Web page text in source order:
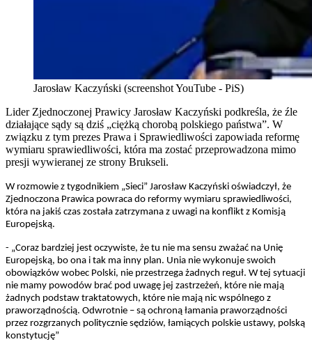
Jarosław Kaczyński (screenshot YouTube - PiS)
Lider Zjednoczonej Prawicy Jarosław Kaczyński podkreśla, że źle
działające sądy są dziś „ciężką chorobą polskiego państwa”. W
związku z tym prezes Prawa i Sprawiedliwości zapowiada reformę
wymiaru sprawiedliwości, która ma zostać przeprowadzona mimo
presji wywieranej ze strony Brukseli.
W rozmowie z tygodnikiem „Sieci” Jarosław Kaczyński oświadczył, że
Zjednoczona Prawica powraca do reformy wymiaru sprawiedliwości,
która na jakiś czas została zatrzymana z uwagi na konflikt z Komisją
Europejską.
- „Coraz bardziej jest oczywiste, że tu nie ma sensu zważać na Unię
Europejską, bo ona i tak ma inny plan. Unia nie wykonuje swoich
obowiązków wobec Polski, nie przestrzega żadnych reguł. W tej sytuacji
nie mamy powodów brać pod uwagę jej zastrzeżeń, które nie mają
żadnych podstaw traktatowych, które nie mają nic wspólnego z
praworządnością. Odwrotnie – są ochroną łamania praworządności
przez rozgrzanych politycznie sędziów, łamiących polskie ustawy, polską
konstytucję”